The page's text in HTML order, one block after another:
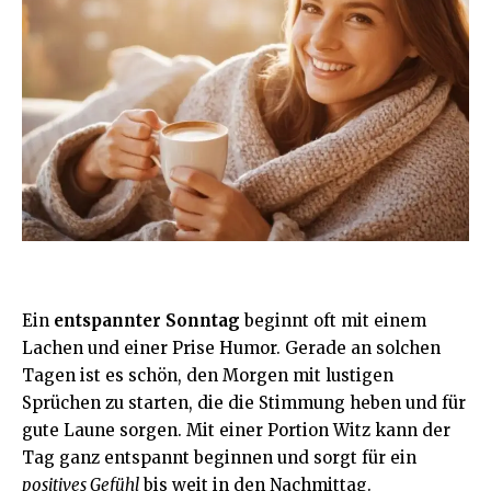
Ein entspannter Sonntag beginnt oft mit einem
Lachen und einer Prise Humor. Gerade an solchen
Tagen ist es schön, den Morgen mit lustigen
Sprüchen zu starten, die die Stimmung heben und für
gute Laune sorgen. Mit einer Portion Witz kann der
Tag ganz entspannt beginnen und sorgt für ein
positives Gefühl bis weit in den Nachmittag.